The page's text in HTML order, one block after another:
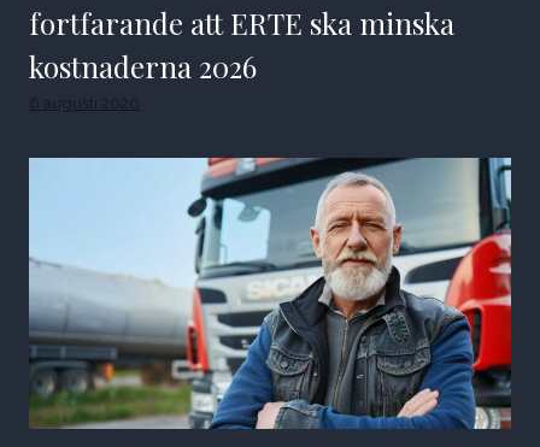
fortfarande att ERTE ska minska
kostnaderna 2026
6 augusti 2026